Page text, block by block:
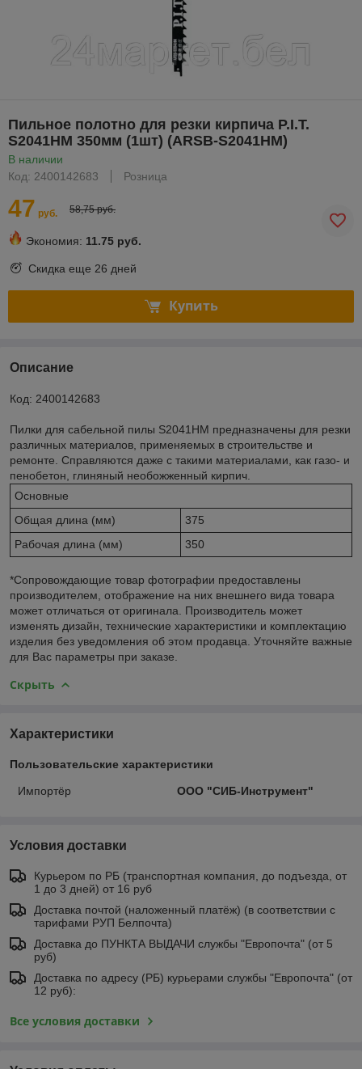
Пильное полотно для резки кирпича P.I.T.
S2041HM 350мм (1шт) (ARSB-S2041HM)
В наличии
Код: 2400142683
Розница
47 руб. 58,75 руб.
Экономия: 11.75 руб.
Скидка еще 26 дней
Купить
Описание
Код: 2400142683
Пилки для сабельной пилы S2041HM предназначены для резки
различных материалов, применяемых в строительстве и
ремонте. Справляются даже с такими материалами, как газо- и
пенобетон, глиняный необожженный кирпич.
Основные
Общая длина (мм)
375
Рабочая длина (мм)
350
*Сопровождающие товар фотографии предоставлены
производителем, отображение на них внешнего вида товара
может отличаться от оригинала. Производитель может
изменять дизайн, технические характеристики и комплектацию
изделия без уведомления об этом продавца. Уточняйте важные
для Вас параметры при заказе.
Скрыть
Характеристики
Пользовательские характеристики
Импортёр ООО "СИБ-Инструмент"
Условия доставки
Курьером по РБ (транспортная компания, до подъезда, от
1 до 3 дней) от 16 руб
Доставка почтой (наложенный платёж) (в соответствии с
тарифами РУП Белпочта)
Доставка до ПУНКТА ВЫДАЧИ службы "Европочта" (от 5
руб)
Доставка по адресу (РБ) курьерами службы "Европочта" (от
12 руб):
Все условия доставки